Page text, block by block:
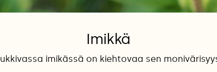
Imikkä
imikässä on kiehtovaa sen